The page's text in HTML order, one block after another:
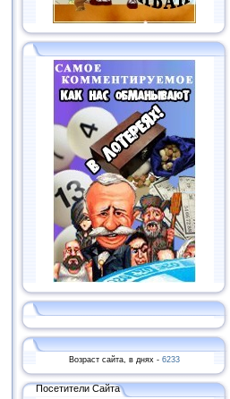
Возраст сайта, в днях - 6233
Посетители Сайта